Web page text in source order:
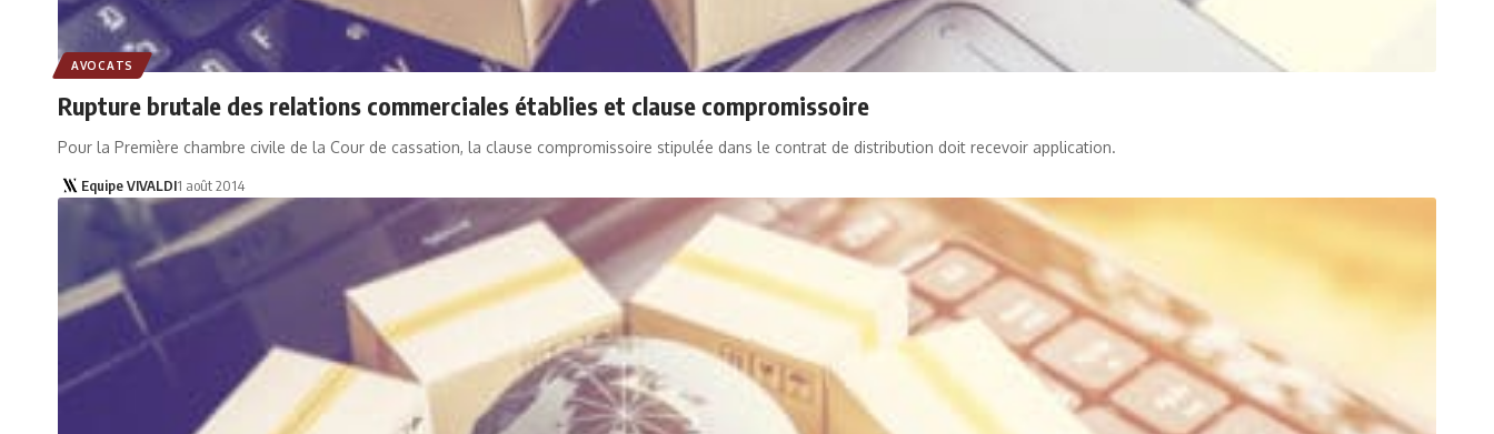
AVOCATS
Rupture brutale des relations commerciales établies et clause compromissoire
Pour la Première chambre civile de la Cour de cassation, la clause compromissoire stipulée dans le contrat de distribution doit recevoir application.
Equipe VIVALDI1 août 2014